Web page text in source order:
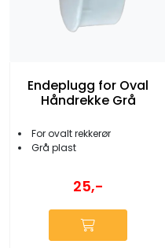
Endeplugg for Oval
Håndrekke Grå
For ovalt rekkerør
Grå plast
25,-